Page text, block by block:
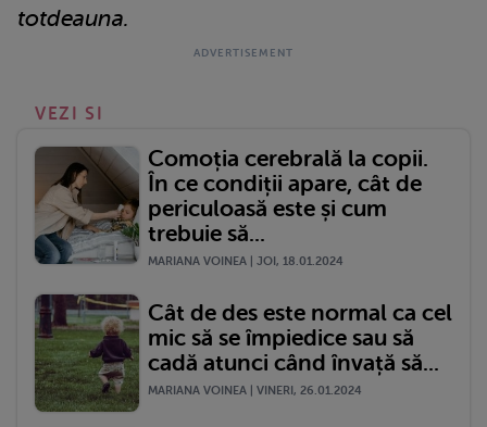
totdeauna.
VEZI SI
Comoția cerebrală la copii.
În ce condiții apare, cât de
periculoasă este și cum
trebuie să...
MARIANA VOINEA | JOI, 18.01.2024
Cât de des este normal ca cel
mic să se împiedice sau să
cadă atunci când învață să...
MARIANA VOINEA | VINERI, 26.01.2024